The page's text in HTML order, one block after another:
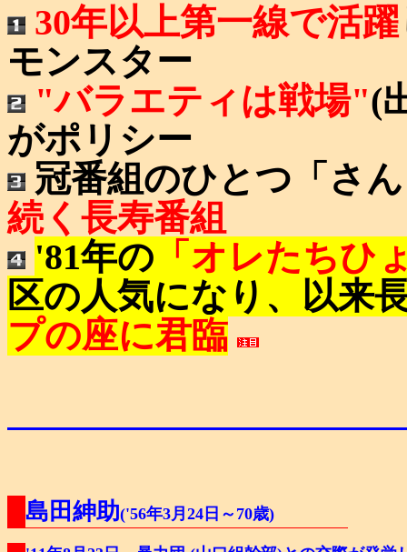
30年以上第一線で活躍
モンスター
"バラエティは戦場"(
がポリシー
冠番組のひとつ「さ
続く長寿番組
'81年の 「オレたちひ
区の人気になり、以来
プの座に君臨
島田紳助('56年3月24日～70歳)